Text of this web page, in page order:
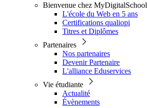
Bienvenue chez MyDigitalSchool
L'école du Web en 5 ans
Certifications qualiopi
Titres et Diplômes
Partenaires
Nos partenaires
Devenir Partenaire
L'alliance Eduservices
Vie étudiante
Actualité
Évènements